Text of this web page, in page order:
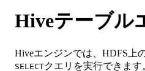
Hiveテーブル
Hiveエンジンでは、HDFS上
SELECTクエリを実行できま